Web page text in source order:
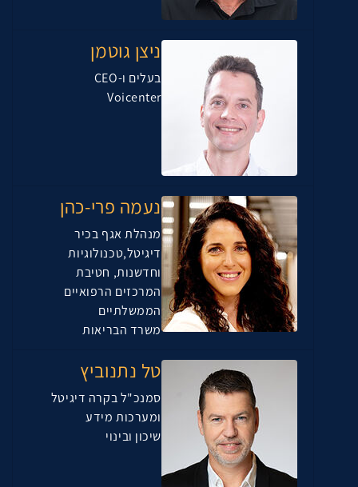
ניצן גוטמן
בעלים ו-CEO
Voicenter
נעמה פרי-כהן
מנהלת אגף בכיר
דיגיטל,טכנולוגיות
וחדשנות, חטיבת
המרכזים הרפואיים
הממשלתיים
משרד הבריאות
טל נתנוביץ
סמנכ"ל בקרה דיגיטל
ומערכות מידע
שיכון ובינוי